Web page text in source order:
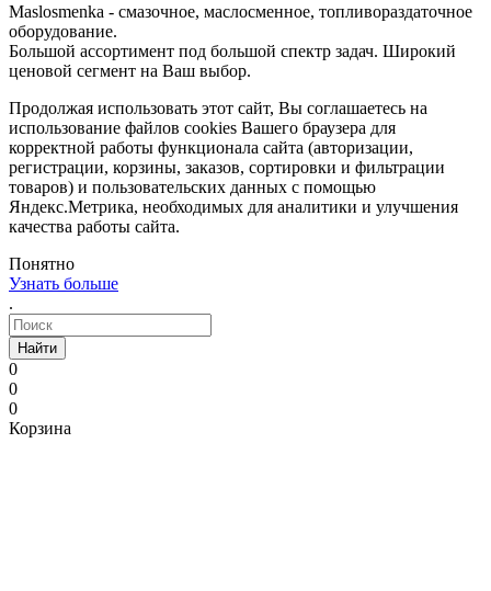
Maslosmenka - смазочное, маслосменное, топливораздаточное
оборудование.
Большой ассортимент под большой спектр задач. Широкий
ценовой сегмент на Ваш выбор.
Продолжая использовать этот сайт, Вы соглашаетесь на
использование файлов cookies Вашего браузера для
корректной работы функционала сайта (авторизации,
регистрации, корзины, заказов, сортировки и фильтрации
товаров) и пользовательских данных с помощью
Яндекс.Метрика, необходимых для аналитики и улучшения
качества работы сайта.
Понятно
Узнать больше
.
Найти
0
0
0
Корзина